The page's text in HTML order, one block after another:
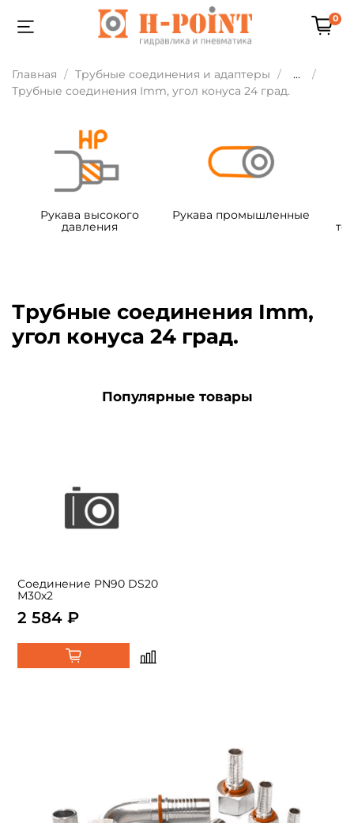
0
Главная Трубные соединения и адаптеры
...
Трубные соединения Imm, угол конуса 24 град.
Рукава высокого
давления
Рукава промышленные
Трубные соединения Imm,
угол конуса 24 град.
Соединение PN90 DS20
М30х2
2 584 ₽
Популярные товары